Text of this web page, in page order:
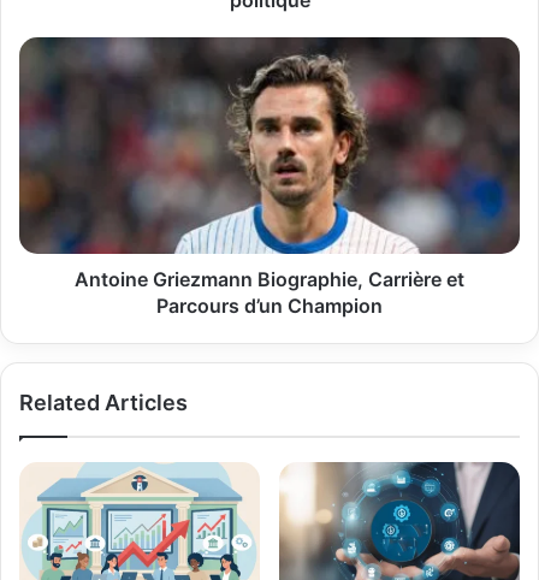
Antoine
Griezmann
Carrière
Parcours
Champion
Antoine Griezmann Biographie, Carrière et
Parcours d’un Champion
Related Articles